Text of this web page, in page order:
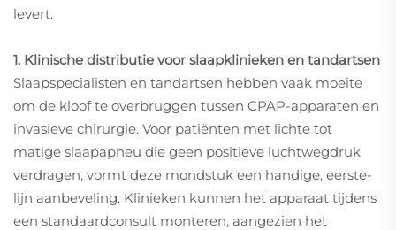
levert.
1. Klinische distributie voor slaapklinieken en tandartsen
Slaapspecialisten en tandartsen hebben vaak moeite
om de kloof te overbruggen tussen CPAP-apparaten en
invasieve chirurgie. Voor patiënten met lichte tot
matige slaapapneu die geen positieve luchtwegdruk
verdragen, vormt deze mondstuk een handige, eerste-
lijn aanbeveling. Klinieken kunnen het apparaat tijdens
een standaardconsult monteren, aangezien het